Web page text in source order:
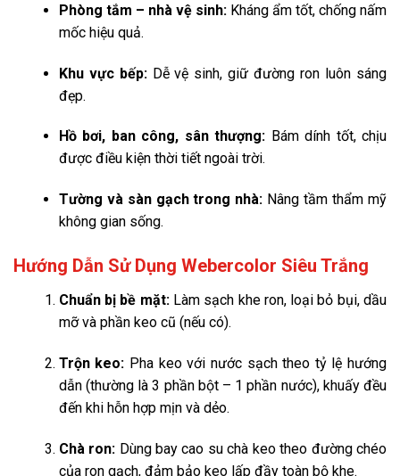
Phòng tắm – nhà vệ sinh:Kháng ẩm tốt, chống nấm
mốc hiệu quả.
Khu vực bếp:Dễ vệ sinh, giữ đường ron luôn sáng
đẹp.
Hồ bơi, ban công, sân thượng: Bám dính tốt, chịu
được điều kiện thời tiết ngoài trời.
Tường và sàn gạch trong nhà: Nâng tầm thẩm mỹ
không gian sống.
Hướng Dẫn Sử Dụng Webercolor Siêu Trắng
Chuẩn bị bề mặt:Làm sạch khe ron, loại bỏ bụi, dầu
mỡ và phần keo cũ (nếu có).
Trộn keo: Pha keo với nước sạch theo tỷ lệ hướng
dẫn (thường là 3 phần bột – 1 phần nước), khuấy đều
đến khi hỗn hợp mịn và dẻo.
Chà ron: Dùng bay cao su chà keo theo đường chéo
của ron gạch, đảm bảo keo lấp đầy toàn bộ khe.